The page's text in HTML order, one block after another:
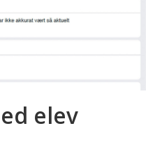
elev